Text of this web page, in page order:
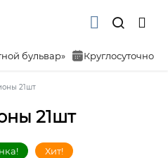
бульвар» Круглосуточно
21шт
21шт
Хит!